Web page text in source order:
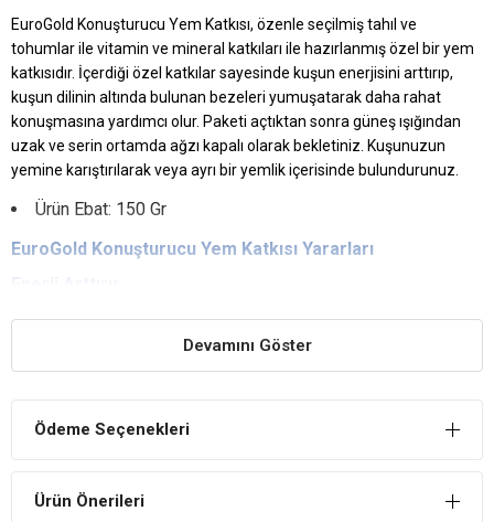
EuroGold Konuşturucu Yem Katkısı, özenle seçilmiş tahıl ve
tohumlar ile vitamin ve mineral katkıları ile hazırlanmış özel bir yem
katkısıdır. İçerdiği özel katkılar sayesinde kuşun enerjisini arttırıp,
kuşun dilinin altında bulunan bezeleri yumuşatarak daha rahat
konuşmasına yardımcı olur. Paketi açtıktan sonra güneş ışığından
uzak ve serin ortamda ağzı kapalı olarak bekletiniz. Kuşunuzun
yemine karıştırılarak veya ayrı bir yemlik içerisinde bulundurunuz.
Ürün Ebat: 150 Gr
EuroGold Konuşturucu Yem Katkısı Yararları
Zengin içeriği sayesinde kuşun enerjisini arttırır.
Rahat Konuşmasını Sağlar.
bir yem katkısıdır.
Devamını Göster
Ödeme Seçenekleri
Ürün Önerileri